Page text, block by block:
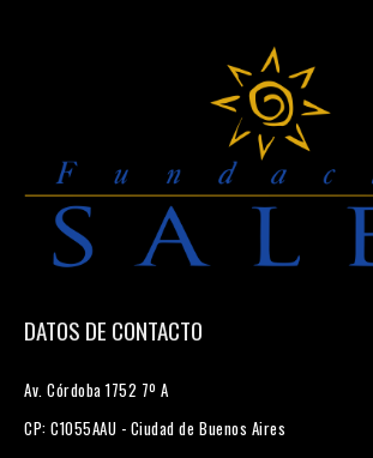
DATOS DE CONTACTO
Av. Córdoba 1752 7º A
CP: C1055AAU - Ciudad de Buenos Aires